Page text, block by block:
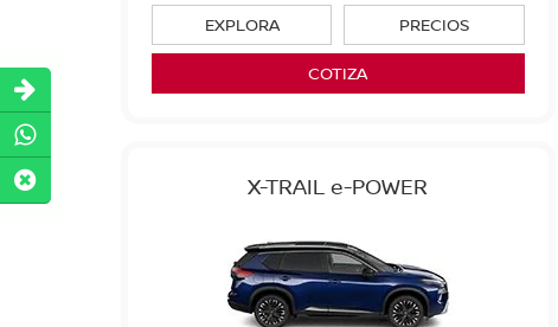
EXPLORA PRECIOS
COTIZA
X-TRAIL e-POWER